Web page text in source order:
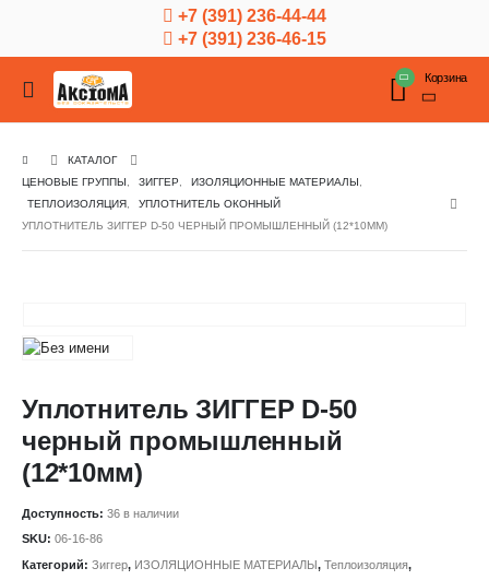
+7 (391) 236-44-44
+7 (391) 236-46-15
Корзина
КАТАЛОГ
ЦЕНОВЫЕ ГРУППЫ
ЗИГГЕР ИЗОЛЯЦИОННЫЕ МАТЕРИАЛЫ
ТЕПЛОИЗОЛЯЦИЯ
УПЛОТНИТЕЛЬ ОКОННЫЙ
УПЛОТНИТЕЛЬ ЗИГГЕР D-50 ЧЕРНЫЙ ПРОМЫШЛЕННЫЙ (12*10ММ)
Уплотнитель ЗИГГЕР D-50
черный промышленный
(12*10мм)
Доступность: 36 в наличии
SKU: 06-16-86
Категорий: Зиггер, ИЗОЛЯЦИОННЫЕ МАТЕРИАЛЫ, Теплоизоляция,